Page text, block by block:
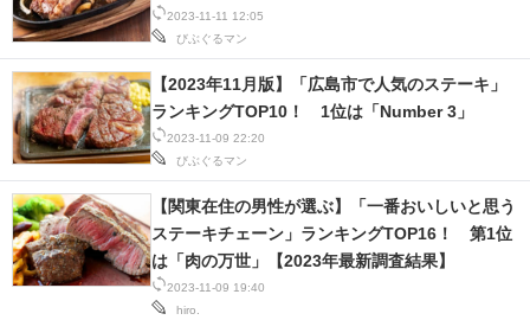
2023-11-11 12:05
びぶぐるマン
2023-11-09 22:20
びぶぐるマン
【2023年11月版】「広島市で人気のステーキ」
ランキングTOP10！ 1位は「Number 3」
2023-11-09 19:40
hiro.
【関東在住の男性が選ぶ】「一番おいしいと思う
ステーキチェーン」ランキングTOP16！ 第1位
は「肉の万世」【2023年最新調査結果】